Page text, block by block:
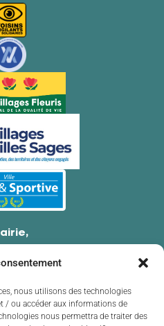
nous utilisons des technologies
/ ou accéder aux informations de
nous permettra de traiter des
Couzeix